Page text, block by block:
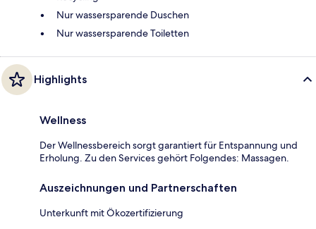
Nur wassersparende Duschen
Nur wassersparende Toiletten
Highlights
Wellness
Der Wellnessbereich sorgt garantiert für Entspannung und
Erholung. Zu den Services gehört Folgendes: Massagen.
Auszeichnungen und Partnerschaften
Unterkunft mit Ökozertifizierung